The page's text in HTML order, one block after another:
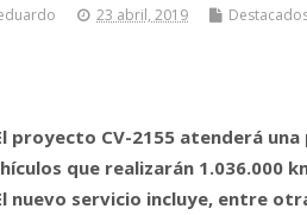
23 abril, 2019
proyecto CV-2155 atenderá
que realizarán 1.036.000
nuevo servicio incluye, entre